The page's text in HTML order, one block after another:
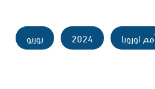
اوروبا 2024
يوريو